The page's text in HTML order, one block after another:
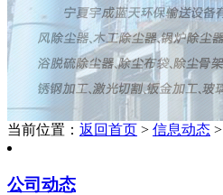
当前位置： 返回首页 > 信息动态 >
公司动态